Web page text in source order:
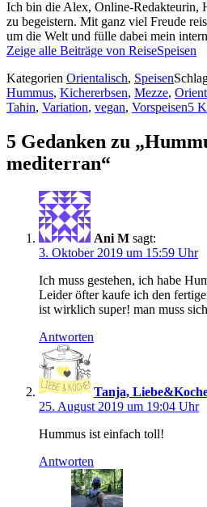
Ich bin die Alex, Online-Redakteurin,
zu begeistern. Mit ganz viel Freude
um die Welt und fülle dabei mein
Zeige alle Beiträge von ReiseSpeisen
Kategorien Orientalisch, Speisen
Hummus, Kichererbsen, Mezze,
Tahin, Variation, vegan, Vorspeisen5
5 Gedanken zu
mediterran“
Ani M sagt:
3. Oktober 2019 um 15:59 Uhr
Ich muss gestehen, ich habe
Leider öfter kaufe ich den
ist wirklich super! man muss
Antworten
Tanja,
25. August 2019 um 19:04 Uhr
Hummus ist einfach toll!
Antworten